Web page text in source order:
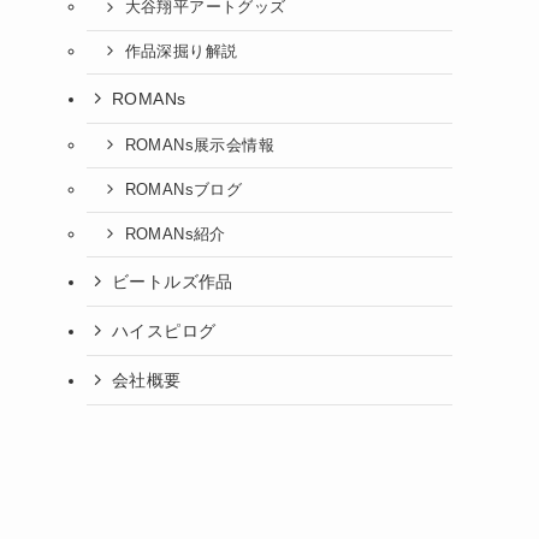
大谷翔平アートグッズ
作品深掘り解説
ROMANs
ROMANs展示会情報
ROMANsブログ
ROMANs紹介
ビートルズ作品
ハイスピログ
会社概要